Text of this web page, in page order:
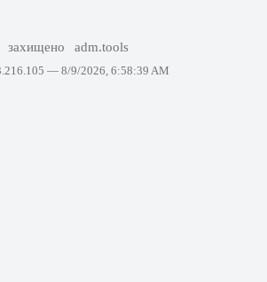
захищено adm.tools
— 8/9/2026, 6:58:39 AM